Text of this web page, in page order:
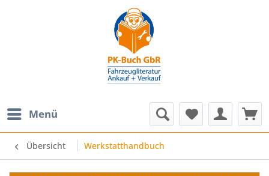
Menü
Übersicht Werkstatthandbuch